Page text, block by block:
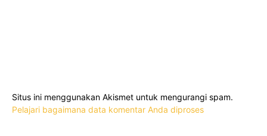
Situs ini menggunakan Akismet untuk mengurangi spam.
Pelajari bagaimana data komentar Anda diproses